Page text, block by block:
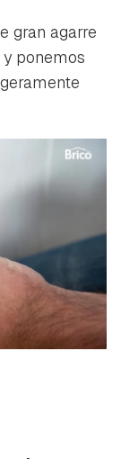
gran agarre
ponemos